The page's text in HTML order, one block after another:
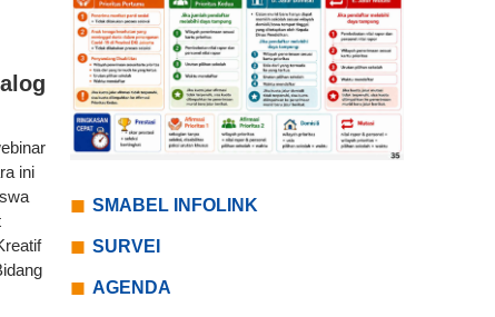
ini
SMABEL INFOLINK
SURVEI
AGENDA